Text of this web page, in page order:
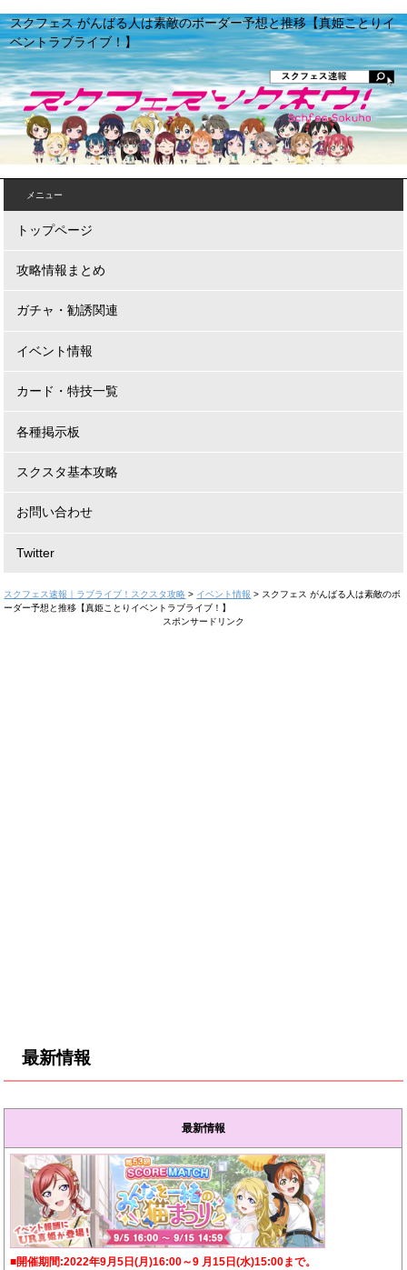
スクフェス がんばる人は素敵のボーダー予想と推移【真姫ことりイ
ベントラブライブ！】
メニュー
トップページ
攻略情報まとめ
ガチャ・勧誘関連
イベント情報
カード・特技一覧
各種掲示板
スクスタ基本攻略
お問い合わせ
Twitter
スクフェス速報｜ラブライブ！スクスタ攻略 > イベント情報 > スクフェス がんばる人は素敵のボ
ーダー予想と推移【真姫ことりイベントラブライブ！】
スポンサードリンク
最新情報
最新情報
■開催期間:2022年9月5日(月)16:00～9 月15日(水)15:00まで。